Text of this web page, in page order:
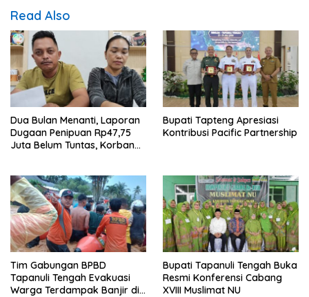
Read Also
Dua Bulan Menanti, Laporan
Dugaan Penipuan Rp47,75
Juta Belum Tuntas, Korban
Bupati Tapteng Apresiasi
Kontribusi Pacific Partnership
Tim Gabungan BPBD
Tapanuli Tengah Evakuasi
Warga Terdampak Banjir di
Bupati Tapanuli Tengah Buka
Resmi Konferensi Cabang
XVIII Muslimat NU